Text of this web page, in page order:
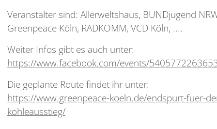
Veranstalter sind: Allerweltshaus, BUNDjugend
Greenpeace Köln, RADKOMM, VCD Köln, ....
Weiter Infos gibt es auch unter:
https://www.facebook.com/events/
Die geplante Route findet ihr unter:
https://www.greenpeace-koeln.de/endspurt-fuer-
kohleausstieg/